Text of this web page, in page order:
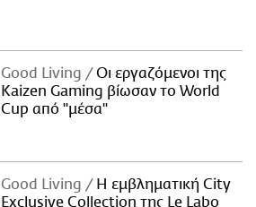
Good Living
Οι εργαζόμενοι της
Kaizen Gaming βίωσαν το World
Cup από "μέσα"
Good Living
Η εμβληματική City
Exclusive Collection της Le Labo